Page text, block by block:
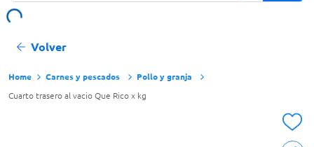
Volver
Carnes y pescados Pollo y granja
Cuarto trasero al vacio Que Rico x kg
Términos más buscados
Yerba
Cerveza
Doves
Jabon Tocador